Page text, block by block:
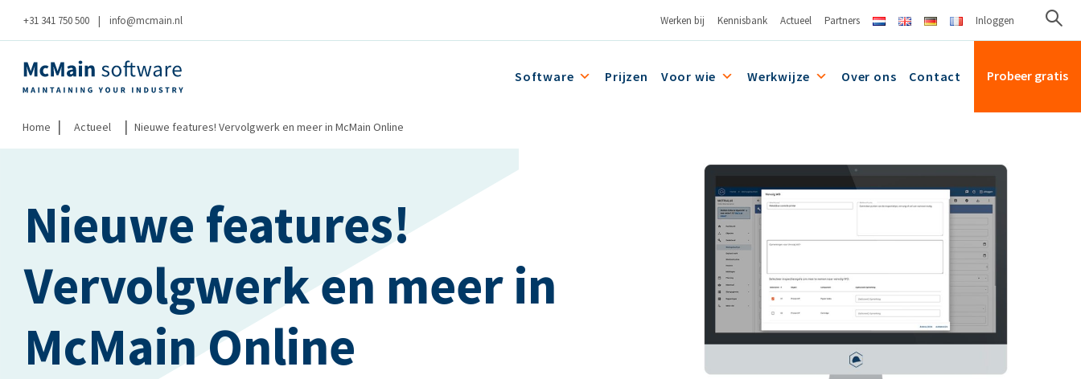
+31 341 750 500 | info@mcmain.nl Werken bij Kennisbank Actueel Partners Inloggen
Software Prijzen Voor wie Werkwijze Over ons Contact Probeer gratis
Home | Actueel | Nieuwe features! Vervolgwerk en meer in McMain Online
Nieuwe features!
Vervolgwerk en meer in
McMain Online